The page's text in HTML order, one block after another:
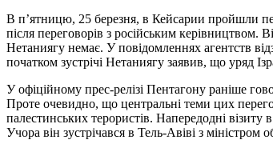
В п’ятницю, 25 березня, в Кейсарии пройшли
після переговорів з російським керівництвом.
Нетаниягу немає. У повідомленнях агентств
початком зустрічі Нетаниягу заявив, що уряд
У офіційному прес-релізі Пентагону раніше
Проте очевидно, що центральні теми цих
палестинських терористів. Напередодні
Учора він зустрічався в Тель-Авіві з